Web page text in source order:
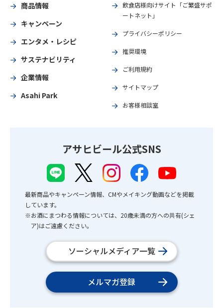
商品情報
キャンペーン
エンタメ・レシピ
サステナビリティ
企業情報
Asahi Park
飲食店様向けサイト「ご繁盛サポ
ートネット」
プライバシーポリシー
推奨環境
ご利用規約
サイトマップ
お客様相談室
アサヒビール公式SNS
最新商品やキャンペーン情報、CMやメイキング動画などを掲載
しています。
※お酒にまつわる情報については、20歳未満の方への共有(シェ
ア)はご遠慮ください。
ソーシャルメディア一覧
メルマガ登録